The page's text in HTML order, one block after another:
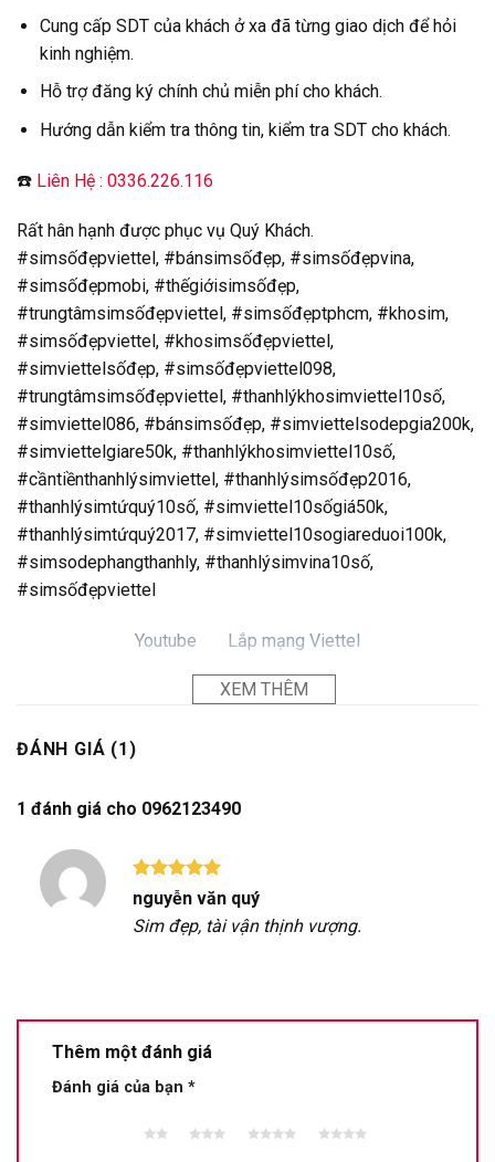
Cung cấp SDT của khách ở xa đã từng giao dịch để hỏi
kinh nghiệm.
Hỗ trợ đăng ký chính chủ miễn phí cho khách.
Hướng dẫn kiểm tra thông tin, kiểm tra SDT cho khách.
☎️ Liên Hệ : 0336.226.116
Rất hân hạnh được phục vụ Quý Khách.
#simsốđẹpviettel, #bánsimsốđẹp, #simsốđẹpvina,
#simsốđẹpmobi, #thếgiớisimsốđẹp,
#trungtâmsimsốđẹpviettel, #simsốđẹptphcm, #khosim,
#simsốđẹpviettel, #khosimsốđẹpviettel,
#simviettelsốđẹp, #simsốđẹpviettel098,
#trungtâmsimsốđẹpviettel, #thanhlýkhosimviettel10số,
#simviettel086, #bánsimsốđẹp, #simviettelsodepgia200k,
#simviettelgiare50k, #thanhlýkhosimviettel10số,
#cầntiềnthanhlýsimviettel, #thanhlýsimsốđẹp2016,
#thanhlýsimtứquý10số, #simviettel10sốgiá50k,
#thanhlýsimtứquý2017, #simviettel10sogiareduoi100k,
#simsodephangthanhly, #thanhlýsimvina10số,
#simsốđẹpviettel
Youtube Lắp mạng Viettel
XEM THÊM
ĐÁNH GIÁ (1)
1 đánh giá cho 0962123490
Được xếp
hạng 5
sao
nguyễn văn quý
Sim đẹp, tài vận thịnh vượng.
Thêm một đánh giá
Đánh giá của bạn *
5 sao
sao
sao
sao